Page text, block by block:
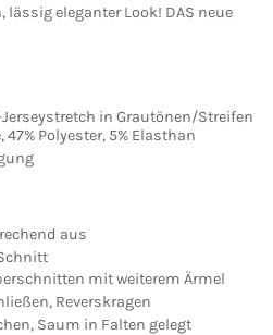
eleganter Look! DAS neue
in Grautönen/Streifen
Polyester, 5% Elasthan
aus
mit weiterem Ärmel
Reverskragen
Saum in Falten gelegt